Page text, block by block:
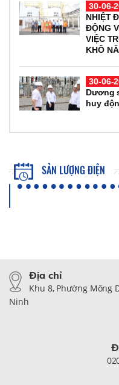
30-06-
NHIỆT
ĐỘNG
VIỆC
KHÔ
30-06-
Dương
huy
SẢN LƯỢNG ĐIỆN
Địa chỉ
Khu 8, Phường Mông
Ninh